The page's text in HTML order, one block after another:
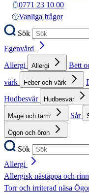
0771 23 10 00
Vanliga frågor
Sök
Egenvård
Allergi
Allergi Bett
värk
Feber och värk
Hudbesvär
Hudbesvär
Mage och tarm Sår
Ögon och öron
Sök
Allergi
Allergisk nästäppa och
Torr och irriterad näsa